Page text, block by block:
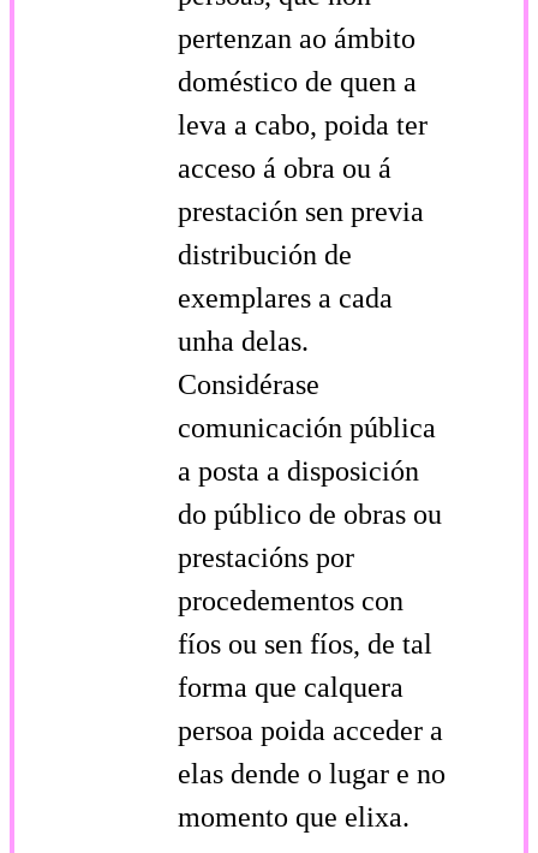
pertenzan ao ámbito
doméstico de quen a
leva a cabo, poida ter
acceso á obra ou á
prestación sen previa
distribución de
exemplares a cada
unha delas.
Considérase
comunicación pública
a posta a disposición
do público de obras ou
prestacións por
procedementos con
fíos ou sen fíos, de tal
forma que calquera
persoa poida acceder a
elas dende o lugar e no
momento que elixa.